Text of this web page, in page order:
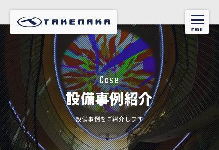
Case
設備事例紹介
設備事例をご紹介します